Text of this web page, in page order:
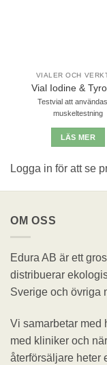
VIALER OCH
Vial Iodine &
Testvial att
muskeltestning
LÄS MER
Logga in för att se
OM OSS
Edura AB är ett
distribuerar
Sverige och övriga
Vi samarbetar med
med kliniker och
återförsäljare heter